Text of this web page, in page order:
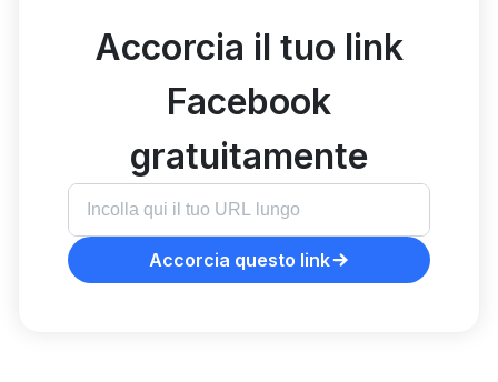
Accorcia il tuo link
Facebook
gratuitamente
Accorcia questo link